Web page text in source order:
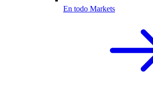
En todo Markets